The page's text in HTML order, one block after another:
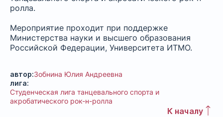
ролла.
Мероприятие проходит при поддержке
Министерства науки и высшего образования
Российской Федерации, Университета ИТМО.
автор:Зобнина Юлия Андреевна
лига:
Студенческая лига танцевального спорта и
акробатического рок-н-ролла
К началу